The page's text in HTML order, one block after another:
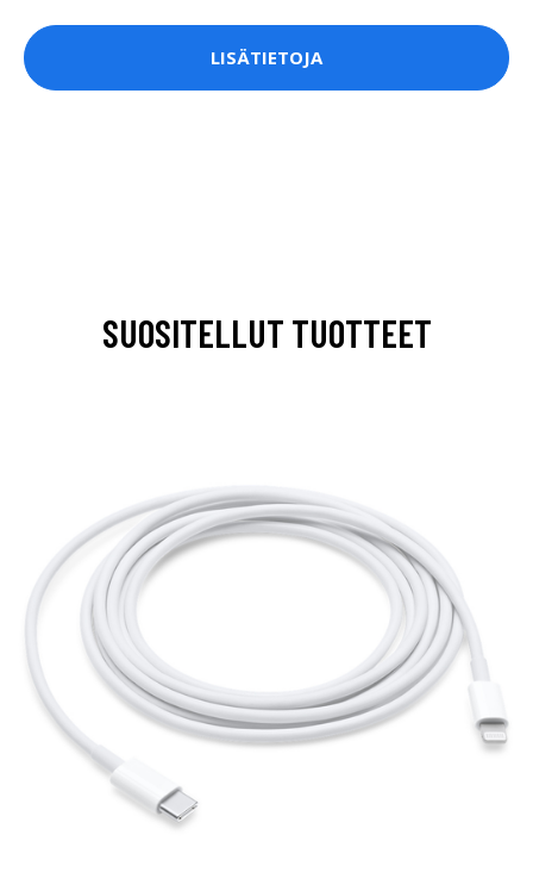
LISÄTIETOJA
SUOSITELLUT TUOTTEET